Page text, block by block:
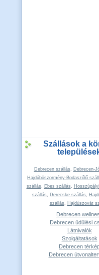
Szállások a
Debrecen szállás, Debrecen-
Hajdúböszörmény-Bodaszőlő
szállás, Ebes szállás,
szállás, Derecske szállás,
szállás, Hajdúszovát
Debrecen
Debrecen üdülési
Látnivalók
Szolgáltatások
Debrecen
Debrecen